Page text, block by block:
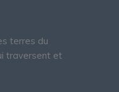
terres du
traversent et